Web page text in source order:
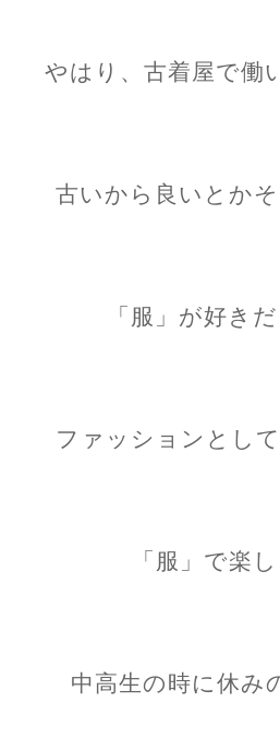
やはり、古着屋で働
古いから良いとか
「服」が好き
ファッションとし
「服」で楽
中高生の時に休み